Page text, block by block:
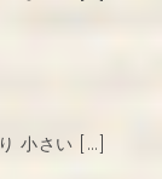
小さい […]